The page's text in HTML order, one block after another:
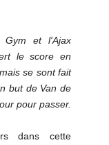
et l'Ajax
le score en
se sont fait
but de Van de
pour passer.
dans cette